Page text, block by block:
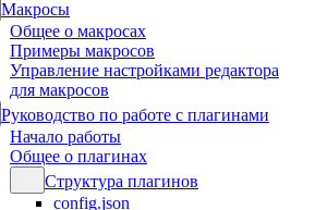
Макросы
Общее о макросах
Примеры макросов
Управление настройками редактора
для макросов
Руководство по работе с плагинами
Начало работы
Общее о плагинах
Структура плагинов
config.json